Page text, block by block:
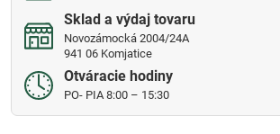
Sklad a výdaj tovaru
Novozámocká 2004/24A
941 06 Komjatice
Otváracie hodiny
PO- PIA 8:00 – 15:30